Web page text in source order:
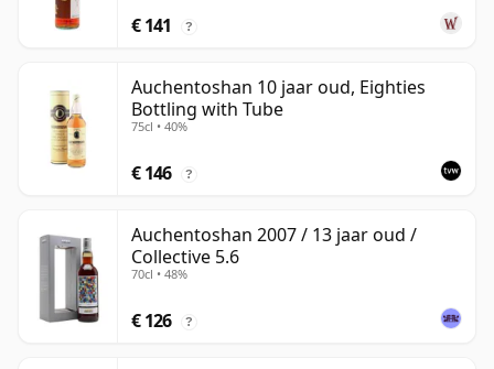
€ 141 ?
Auchentoshan 10 jaar oud, Eighties
Bottling with Tube
75cl • 40%
€ 146 ?
Auchentoshan 2007 / 13 jaar oud /
Collective 5.6
70cl • 48%
€ 126 ?